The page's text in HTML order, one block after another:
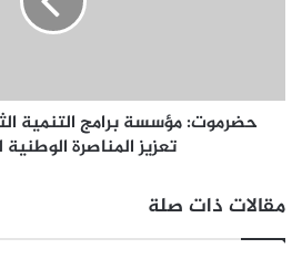
حضرموت: مؤسسة برامج التنمية
تعزيز المناصرة
مقالات ذات صلة